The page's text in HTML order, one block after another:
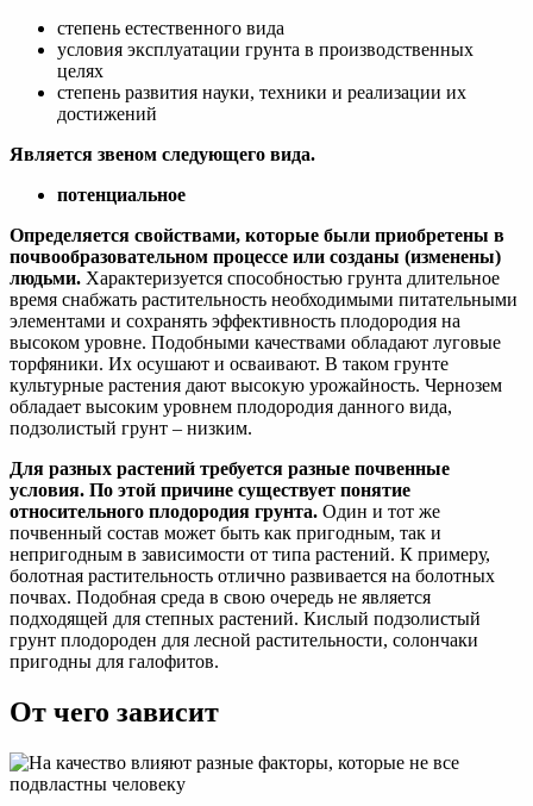
степень естественного вида
условия эксплуатации грунта в производственных
целях
степень развития науки, техники и реализации их
достижений
Является звеном следующего вида.
потенциальное
Определяется свойствами, которые были приобретены в
почвообразовательном процессе или созданы (изменены)
людьми. Характеризуется способностью грунта длительное
время снабжать растительность необходимыми питательными
элементами и сохранять эффективность плодородия на
высоком уровне. Подобными качествами обладают луговые
торфяники. Их осушают и осваивают. В таком грунте
культурные растения дают высокую урожайность. Чернозем
обладает высоким уровнем плодородия данного вида,
подзолистый грунт – низким.
Для разных растений требуется разные почвенные
условия. По этой причине существует понятие
относительного плодородия грунта. Один и тот же
почвенный состав может быть как пригодным, так и
непригодным в зависимости от типа растений. К примеру,
болотная растительность отлично развивается на болотных
почвах. Подобная среда в свою очередь не является
подходящей для степных растений. Кислый подзолистый
грунт плодороден для лесной растительности, солончаки
пригодны для галофитов.
От чего зависит